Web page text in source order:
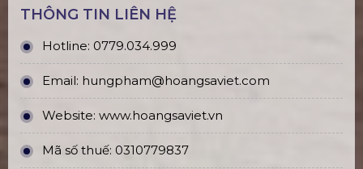
THÔNG TIN LIÊN HỆ
Hotline: 0779.034.999
Email: hungpham@hoangsaviet.com
Website: www.hoangsaviet.vn
Mã số thuế: 0310779837